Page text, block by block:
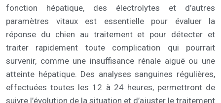
fonction hépatique, des électrolytes et d’autres
paramètres vitaux est essentielle pour évaluer la
réponse du chien au traitement et pour détecter et
traiter rapidement toute complication qui pourrait
survenir, comme une insuffisance rénale aiguë ou une
atteinte hépatique. Des analyses sanguines régulières,
effectuées toutes les 12 à 24 heures, permettront de
suivre l’évolution de la situation et d’ajuster le traitement